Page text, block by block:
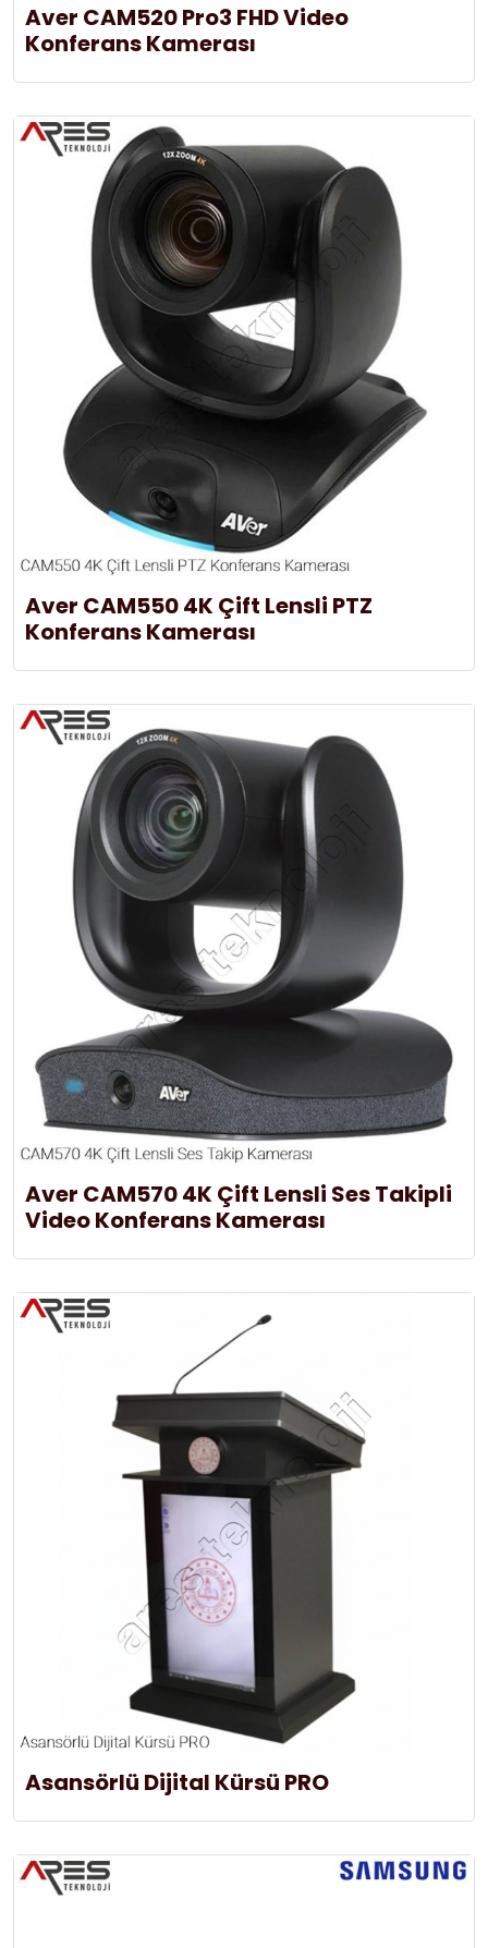
Aver CAM520 Pro3 FHD Video
Konferans Kamerası
Aver CAM550 4K Çift Lensli PTZ
Konferans Kamerası
Aver CAM570 4K Çift Lensli Ses Takipli
Video Konferans Kamerası
Asansörlü Dijital Kürsü PRO